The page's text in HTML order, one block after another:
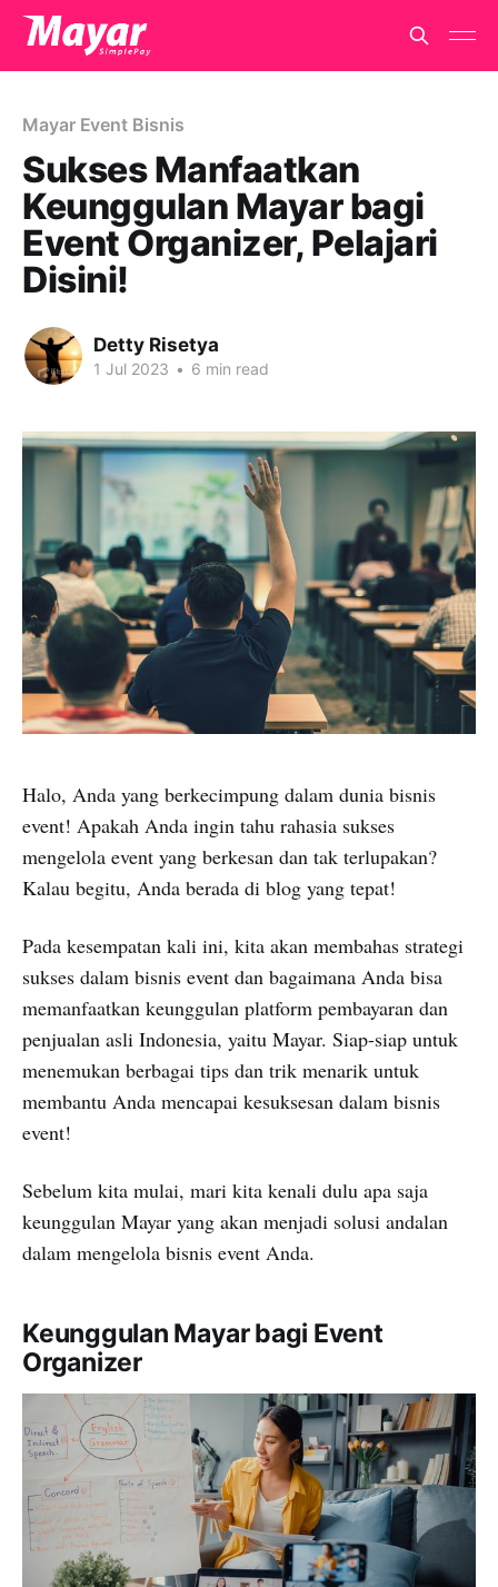
Mayar Event Bisnis
Sukses Manfaatkan
Keunggulan Mayar bagi
Event Organizer, Pelajari
Disini!
Detty Risetya
1 Jul 2023 • 6 min read
Halo, Anda yang berkecimpung dalam dunia bisnis
event! Apakah Anda ingin tahu rahasia sukses
mengelola event yang berkesan dan tak terlupakan?
Kalau begitu, Anda berada di blog yang tepat!
Pada kesempatan kali ini, kita akan membahas strategi
sukses dalam bisnis event dan bagaimana Anda bisa
memanfaatkan keunggulan platform pembayaran dan
penjualan asli Indonesia, yaitu Mayar. Siap-siap untuk
menemukan berbagai tips dan trik menarik untuk
membantu Anda mencapai kesuksesan dalam bisnis
event!
Sebelum kita mulai, mari kita kenali dulu apa saja
keunggulan Mayar yang akan menjadi solusi andalan
dalam mengelola bisnis event Anda.
Keunggulan Mayar bagi Event
Organizer